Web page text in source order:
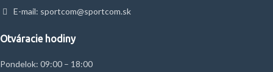
E-mail: sportcom@sportcom.sk
Otváracie hodiny
Pondelok: 09:00 – 18:00